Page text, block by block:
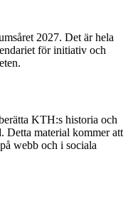
2027. Det är hela
för initiativ och
KTH:s historia och
Detta material kommer att
webb och i sociala